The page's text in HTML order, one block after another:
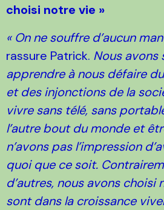
choisi notre vie »
« On ne souffre d’aucun
rassure Patrick. Nous avons
apprendre à nous défaire
et des injonctions de la
vivre sans télé, sans
l’autre bout du monde et
n’avons pas l’impression
quoi que ce soit.
d’autres, nous avons choisi
sont dans la croissance